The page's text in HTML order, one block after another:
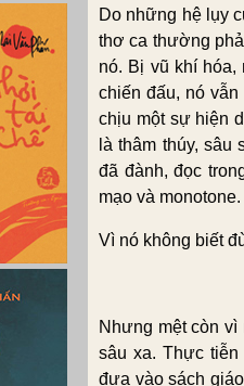
Do những hệ lụy
thơ ca thường
nó. Bị vũ khí hóa,
chiến đấu, nó
chịu một sự hiện
là thâm thúy,
đã đành, đọc
mạo và monotone.
Vì nó không biết
Nhưng mệt còn
sâu xa. Thực
đưa vào sách